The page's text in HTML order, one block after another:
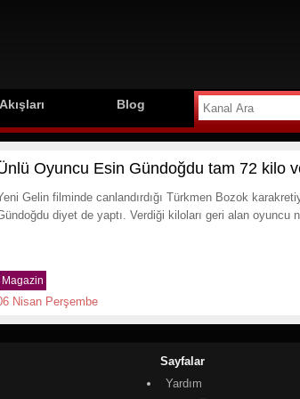
Blog
Oyuncu Esin Gündoğdu tam 72 kilo
Gelin filminde canlandırdığı Türkmen Bozok
diyet de yaptı. Verdiği kiloları geri alan oyuncu
Magazin
Nisan Perşembe
Sayfalar
Yardım